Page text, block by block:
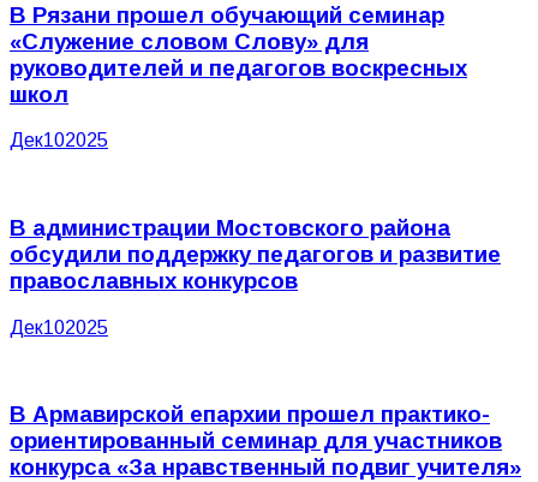
В Рязани прошел обучающий семинар
«Служение словом Слову» для
руководителей и педагогов воскресных
школ
Дек102025
В администрации Мостовского района
обсудили поддержку педагогов и развитие
православных конкурсов
Дек102025
В Армавирской епархии прошел практико-
ориентированный семинар для участников
конкурса «За нравственный подвиг учителя»